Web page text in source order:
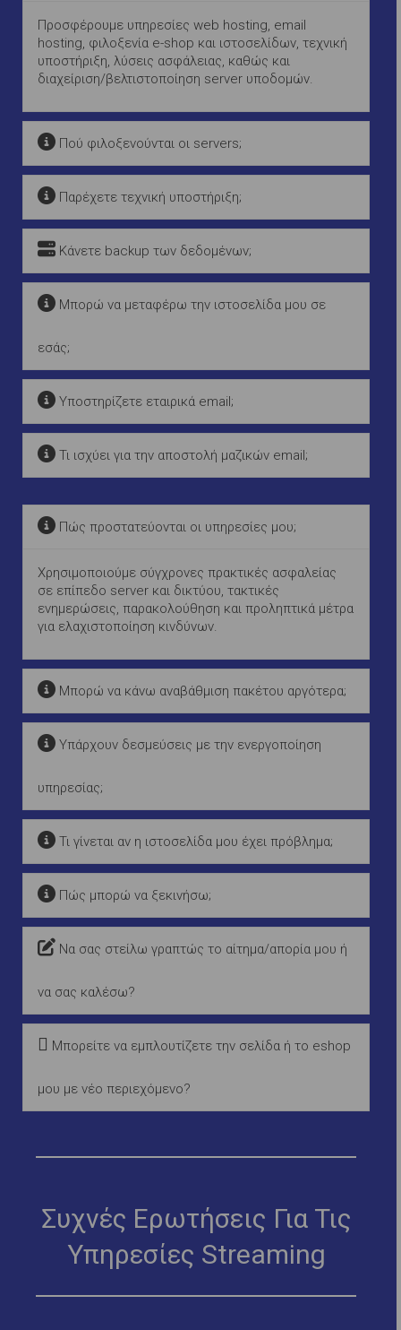
Προσφέρουμε υπηρεσίες web hosting, email
hosting, φιλοξενία e-shop και ιστοσελίδων, τεχνική
υποστήριξη, λύσεις ασφάλειας, καθώς και
διαχείριση/βελτιστοποίηση server υποδομών.
Πού φιλοξενούνται οι servers;
Παρέχετε τεχνική υποστήριξη;
Κάνετε backup των δεδομένων;
Μπορώ να μεταφέρω την ιστοσελίδα μου σε
εσάς;
Υποστηρίζετε εταιρικά email;
Τι ισχύει για την αποστολή μαζικών email;
Πώς προστατεύονται οι υπηρεσίες μου;
Χρησιμοποιούμε σύγχρονες πρακτικές ασφαλείας
σε επίπεδο server και δικτύου, τακτικές
ενημερώσεις, παρακολούθηση και προληπτικά μέτρα
για ελαχιστοποίηση κινδύνων.
Μπορώ να κάνω αναβάθμιση πακέτου αργότερα;
Υπάρχουν δεσμεύσεις με την ενεργοποίηση
υπηρεσίας;
Τι γίνεται αν η ιστοσελίδα μου έχει πρόβλημα;
Πώς μπορώ να ξεκινήσω;
Να σας στείλω γραπτώς το αίτημα/απορία μου ή
να σας καλέσω?
Μπορείτε να εμπλουτίζετε την σελίδα ή το eshop
μου με νέο περιεχόμενο?
Συχνές Ερωτήσεις Για Τις
Υπηρεσίες Streaming